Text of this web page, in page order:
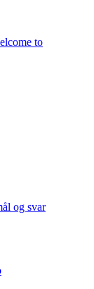
to
og svar